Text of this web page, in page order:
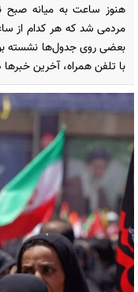
هنوز ساعت به میانه صبح
مردمی شد که هر کدام از
بعضی روی جدول‌ها نشسته
با تلفن همراه، آخرین خبرها